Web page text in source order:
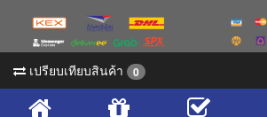
ช่องทางการติดตาม
เปรียบเทียบสินค้า 0